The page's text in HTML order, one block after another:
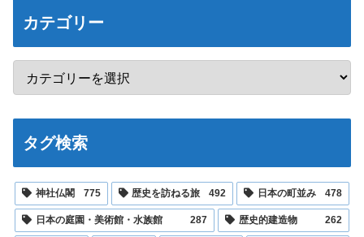
カテゴリー
タグ検索
神社仏閣 775 歴史を訪ねる旅 492 日本の町並み 478
日本の庭園・美術館・水族館 287 歴史的建造物 262